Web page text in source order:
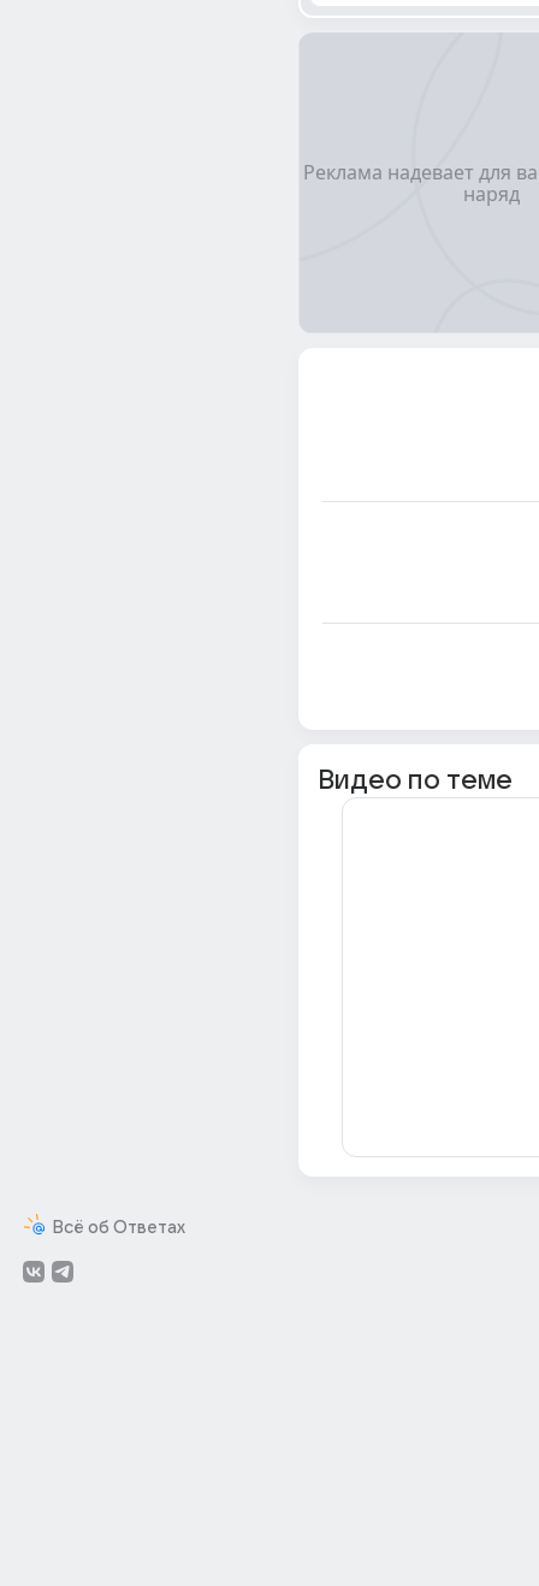
Всё об Ответах
Видео по теме